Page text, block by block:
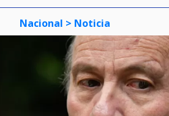
Nacional > Noticia